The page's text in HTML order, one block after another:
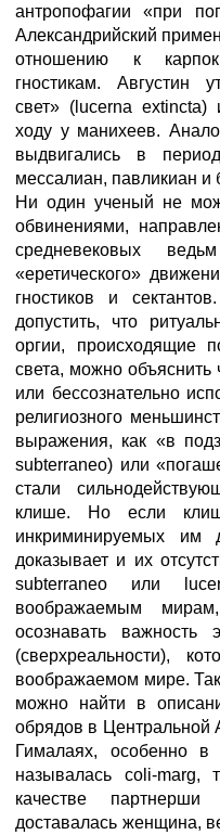
антропофагии «при
Александрийский
отношению к
гностикам. Августин
свет» (lucerna
ходу у манихеев.
выдвигались в
мессалиан, павликиан и
Ни один ученый не
обвинениями,
средневековых
«еретического»
гностиков и
допустить, что
оргии, происходящие
света, можно объяснить
или бессознательно
религиозного
выражения, как «в
subterraneo) или
стали
клише. Но если
инкриминируемых им
доказывает и их
subterraneo или
воображаемым
осознавать важность
(сверхреальности),
воображаемом мире.
можно найти в
обрядов в Центральной
Гималаях, особенно в
называлась coli-marg,
качестве
доставалась женщина,